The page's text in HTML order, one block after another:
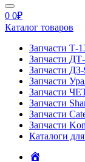
0 0₽
Каталог товаров
Запчасти Т-
Запчасти
Запчасти
Запчасти
Запчасти
Запчасти
Запчасти
Запчасти
Каталоги